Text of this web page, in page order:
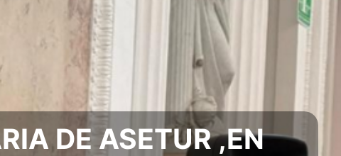
DE ASETUR ,EN